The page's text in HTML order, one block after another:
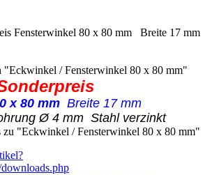
Fensterwinkel 80 x 80 mm Breite 17 mm
"Eckwinkel / Fensterwinkel 80 x 80 mm"
x 80 mm Breite 17 mm
Ø 4 mm Stahl verzinkt
zu "Eckwinkel / Fensterwinkel 80 x 80 mm"